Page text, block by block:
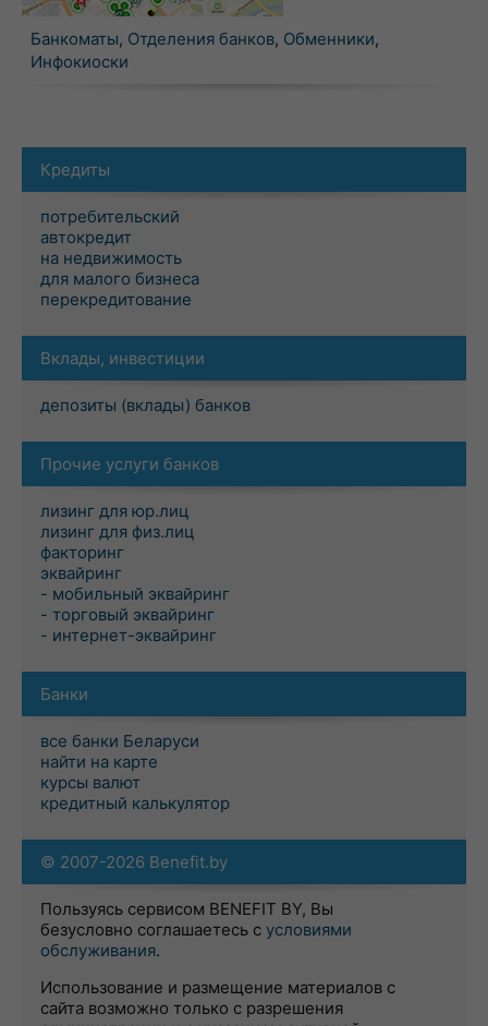
Банкоматы, Отделения банков, Обменники,
Инфокиоски
Кредиты
потребительский
автокредит
на недвижимость
для малого бизнеса
перекредитование
Вклады, инвестиции
депозиты (вклады) банков
Прочие услуги банков
лизинг для юр.лиц
лизинг для физ.лиц
факторинг
эквайринг
- мобильный эквайринг
- торговый эквайринг
- интернет-эквайринг
Банки
все банки Беларуси
найти на карте
курсы валют
кредитный калькулятор
© 2007-2026 Benefit.by
Пользуясь сервисом BENEFIT BY, Вы
безусловно соглашаетесь с условиями
обслуживания.
Использование и размещение материалов с
сайта возможно только с разрешения